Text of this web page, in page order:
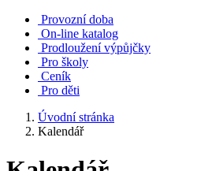
Provozní doba
On-line katalog
Prodloužení výpůjčky
Pro školy
Ceník
Pro děti
Úvodní stránka
Kalendář